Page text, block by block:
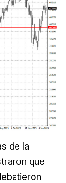
de la
que